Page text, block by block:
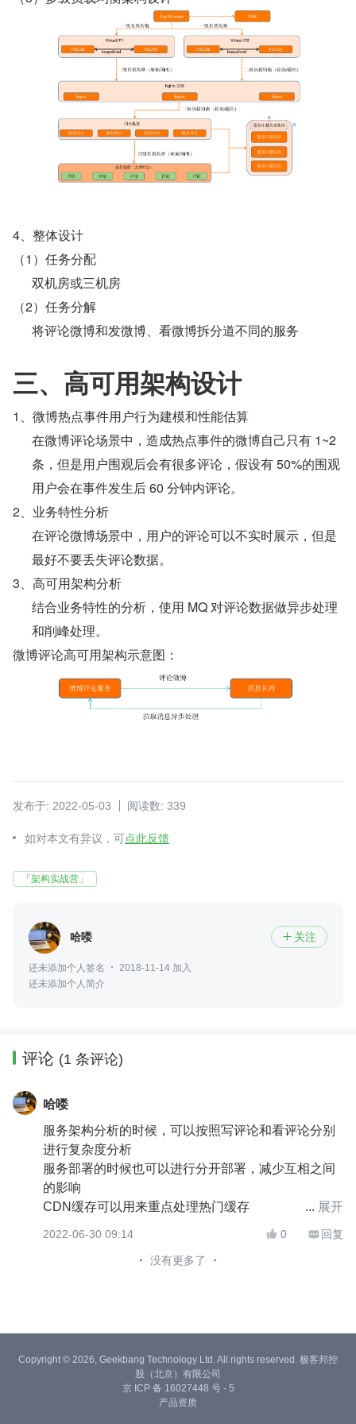
4、整体设计
（1）任务分配
双机房或三机房
（2）任务分解
将评论微博和发微博、看微博拆分道不同的服务
三、高可用架构设计
1、微博热点事件用户行为建模和性能估算
在微博评论场景中，造成热点事件的微博自己只有 1~2
条，但是用户围观后会有很多评论，假设有 50%的围观
用户会在事件发生后 60 分钟内评论。
2、业务特性分析
在评论微博场景中，用户的评论可以不实时展示，但是
最好不要丢失评论数据。
3、高可用架构分析
结合业务特性的分析，使用 MQ 对评论数据做异步处理
和削峰处理。
微博评论高可用架构示意图：
发布于: 2022-05-03 阅读数: 339
如对本文有异议，可点此反馈
「架构实战营」
哈喽  关注
还未添加个人签名
2018-11-14 加入
还未添加个人简介
评论 (1 条评论)
哈喽
服务架构分析的时候，可以按照写评论和看评论分别
进行复杂度分析
服务部署的时候也可以进行分开部署，减少互相之间
的影响
CDN缓存可以用来重点处理热门缓存
普通评论缓存的多副本策略是可以实际应用的，不过
展开
2022-06-30 09:14  0  回复
没有更多了
Copyright © 2026, Geekbang Technology Ltd. All rights reserved. 极客邦控
股（北京）有限公司
京 ICP 备 16027448 号 - 5
产品资质